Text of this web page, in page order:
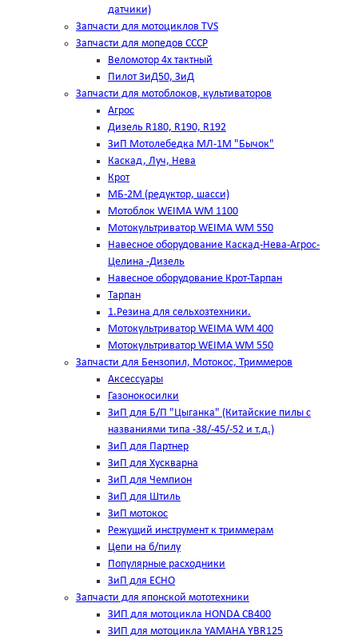
датчики)
Запчасти для мотоциклов TVS
Запчасти для мопедов СССР
Веломотор 4х тактный
Пилот ЗиД50, ЗиД
Запчасти для мотоблоков, культиваторов
Агрос
Дизель R180, R190, R192
ЗиП Мотолебедка МЛ-1М "Бычок"
Каскад, Луч, Нева
Крот
МБ-2М (редуктор, шасси)
Мотоблок WEIMA WM 1100
Мотокультриватор WEIMA WM 550
Навесное оборудование Каскад-Нева-Агрос-
Целина -Дизель
Навесное оборудование Крот-Тарпан
Тарпан
1.Резина для сельхозтехники.
Мотокультриватор WEIMA WM 400
Мотокультриватор WEIMA WM 550
Запчасти для Бензопил, Мотокос, Триммеров
Аксессуары
Газонокосилки
ЗиП для Б/П "Цыганка" (Китайские пилы с
названиями типа -38/-45/-52 и т.д.)
ЗиП для Партнер
ЗиП для Хускварна
ЗиП для Чемпион
ЗиП для Штиль
ЗиП мотокос
Режущий инструмент к триммерам
Цепи на б/пилу
Популярные расходники
ЗиП для ЕСНО
Запчасти для японской мототехники
ЗИП для мотоцикла HONDA CB400
ЗИП для мотоцикла YAMAHA YBR125